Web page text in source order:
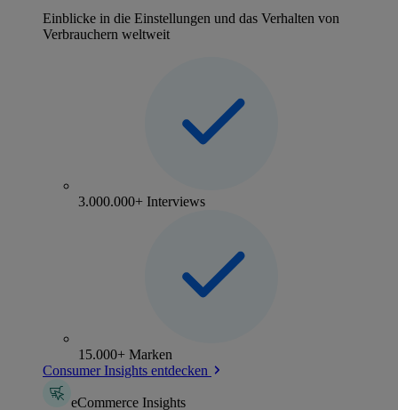
Einblicke in die Einstellungen und das Verhalten von
Verbrauchern weltweit
3.000.000+ Interviews
15.000+ Marken
Consumer Insights entdecken
eCommerce Insights